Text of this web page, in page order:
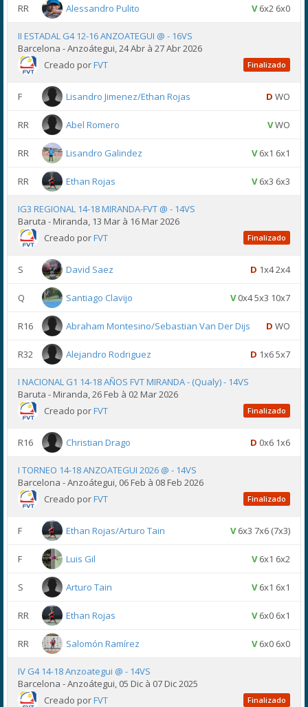
RR Alessandro Pulito V6x2 6x0
II ESTADAL G4 12-16 ANZOATEGUI @ - 16VS
Barcelona - Anzoátegui, 24 Abr à 27 Abr 2026
Creado porFVT Finalizado
F Lisandro Jimenez/Ethan Rojas D WO
RR Abel Romero VWO
RR Lisandro Galindez V6x1 6x1
RR Ethan Rojas V6x3 6x3
IG3 REGIONAL 14-18 MIRANDA-FVT @ - 14VS
Baruta - Miranda, 13 Mar à 16 Mar 2026
Creado porFVT Finalizado
S David Saez D 1x4 2x4
Q Santiago Clavijo V0x4 5x3 10x7
R16 Abraham Montesino/Sebastian Van Der Dijs D WO
R32 Alejandro Rodriguez D 1x6 5x7
I NACIONAL G1 14-18 AÑOS FVT MIRANDA - (Qualy) - 14VS
Baruta - Miranda, 26 Feb à 02 Mar 2026
Creado porFVT Finalizado
R16 Christian Drago D 0x6 1x6
I TORNEO 14-18 ANZOATEGUI 2026 @ - 14VS
Barcelona - Anzoátegui, 06 Feb à 08 Feb 2026
Creado porFVT Finalizado
F Ethan Rojas/Arturo Tain V6x3 7x6 (7x3)
F Luis Gil V6x1 6x2
S Arturo Tain V6x1 6x1
RR Ethan Rojas V6x0 6x1
RR Salomón Ramírez V6x0 6x0
IV G4 14-18 Anzoategui @ - 14VS
Barcelona - Anzoátegui, 05 Dic à 07 Dic 2025
Creado porFVT Finalizado